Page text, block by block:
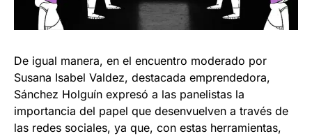
De igual manera, en el encuentro moderado por
Susana Isabel Valdez, destacada emprendedora,
Sánchez Holguín expresó a las panelistas la
importancia del papel que desenvuelven a través de
las redes sociales, ya que, con estas herramientas,